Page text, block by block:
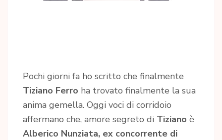
Pochi giorni fa ho scritto che finalmente
Tiziano Ferro ha trovato finalmente la sua
anima gemella. Oggi voci di corridoio
affermano che, amore segreto di Tiziano è
Alberico Nunziata, ex concorrente di